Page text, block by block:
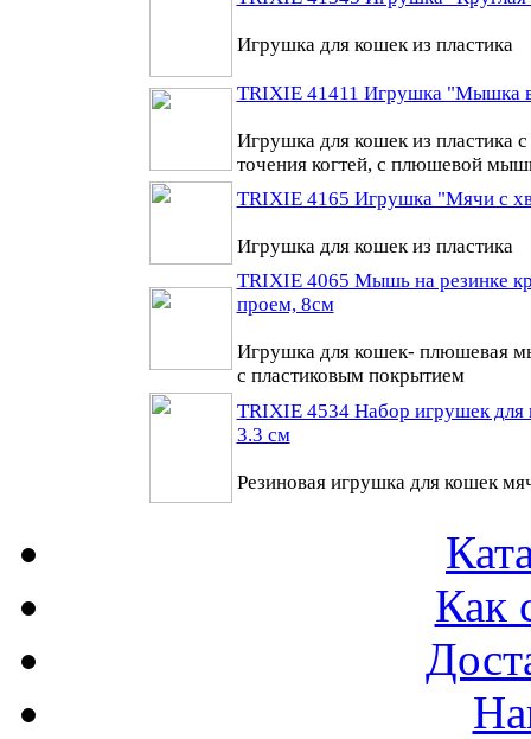
Игрушка для кошек из пластика
TRIXIE 41411 Игрушка "Мышка
Игрушка для кошек из пластика
точения когтей, с плюшевой
TRIXIE 4165 Игрушка "Мячи с
Игрушка для кошек из пластика
TRIXIE 4065 Мышь на резинке
проем, 8см
Игрушка для кошек- плюшевая
с пластиковым покрытием
TRIXIE 4534 Набор игрушек для
3.3 см
Резиновая игрушка для кошек
Как